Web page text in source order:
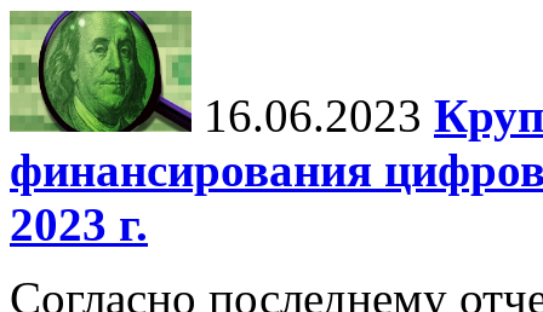
16.06.2023
финансирования
2023 г.
Согласно последнему